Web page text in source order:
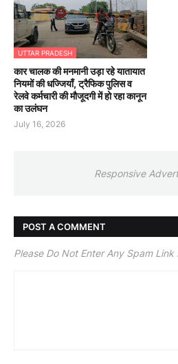
UTTAR PRADESH
कार चालक की मनमानी उड़ा रहे यातायात
नियमों की धज्जियाँ, ट्रैफिक पुलिस व
रेलवे कर्मचारी की मौजूदगी में हो रहा कानून
का उलंघन
July 16, 2026
Responsive
POST A COMMENT
Please Do Not Enter Any Spam